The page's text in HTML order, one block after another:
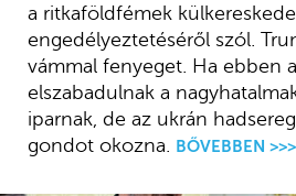
a ritkaföldfémek
engedélyeztetéséről szól.
vámmal fenyeget. Ha ebben
elszabadulnak a
iparnak, de az ukrán
gondot okozna.
BŐVEBBEN >>>